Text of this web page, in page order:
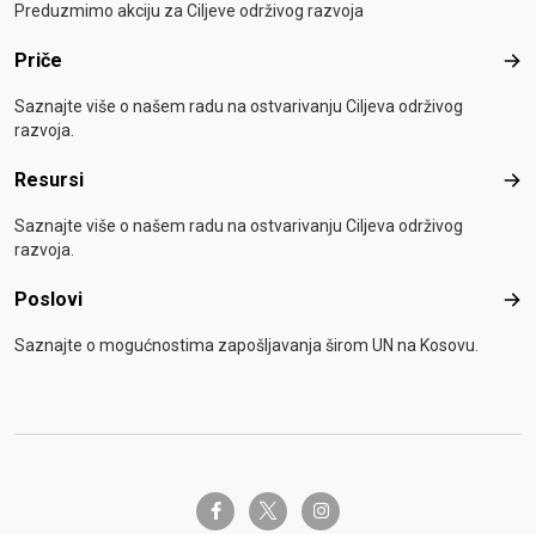
Preduzmimo akciju za Ciljeve održivog razvoja
Priče
Saznajte više o našem radu na ostvarivanju Ciljeva održivog
razvoja.
Resursi
Saznajte više o našem radu na ostvarivanju Ciljeva održivog
razvoja.
Poslovi
Saznajte o mogućnostima zapošljavanja širom UN na Kosovu.
facebook-ftwitter-x instagram